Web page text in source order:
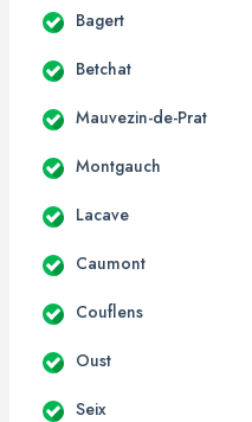
Bagert
Betchat
Mauvezin-de-Prat
Montgauch
Lacave
Caumont
Couflens
Oust
Seix